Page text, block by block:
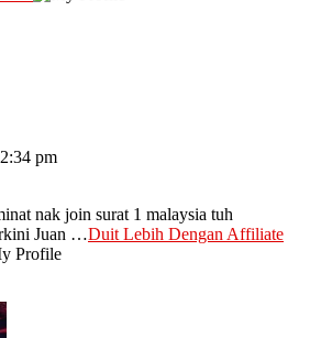
pm
nak join surat 1 malaysia tuh
Juan …Duit Lebih Dengan Affiliate